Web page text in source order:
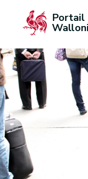
Portail